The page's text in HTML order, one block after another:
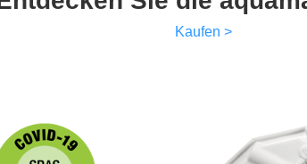
Kaufen >